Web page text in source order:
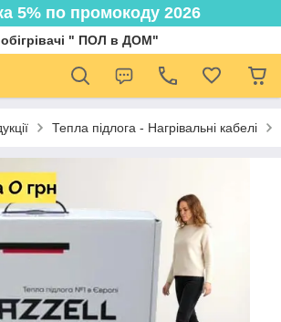
5% по промокоду 2026
обігрівачі " ПОЛ в ДОМ"
Тепла підлога - Нагрівальні кабелі